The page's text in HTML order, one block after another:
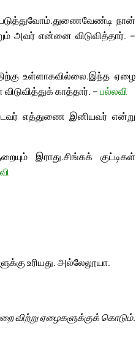
துணைவேண்டி நான்
அவர் என்னை விடுவித்தார். –
உள்ளாகவில்லை.இந்த ஏழை
காத்தார். –பல்லவி
எத்துணை இனியவர் என்று
இராது.சிங்கக் குட்டிகள்
உரியது. அல்லேலூயா.
விற்று ஏழைகளுக்குக் கொடும்.